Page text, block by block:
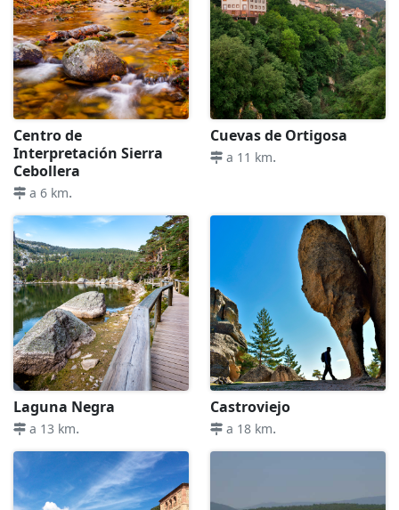
Centro de
Interpretación Sierra
Cebollera
a 6 km.
Cuevas de Ortigosa
a 11 km.
Laguna Negra
a 13 km.
Castroviejo
a 18 km.